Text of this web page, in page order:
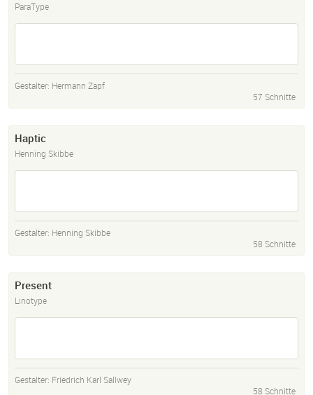
ParaType
Gestalter: Hermann Zapf
57 Schnitte
Haptic
Henning Skibbe
Gestalter: Henning Skibbe
58 Schnitte
Present
Linotype
Gestalter: Friedrich Karl Sallwey
58 Schnitte